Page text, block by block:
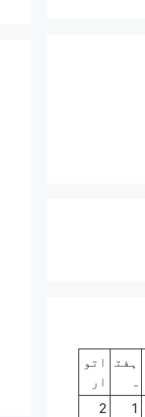
ہفت
ہ
اتو
ار
1
2